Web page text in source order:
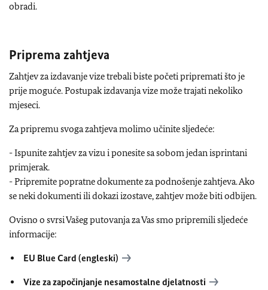
obradi.
Priprema zahtjeva
Zahtjev za izdavanje vize trebali biste početi pripremati što je
prije moguće. Postupak izdavanja vize može trajati nekoliko
mjeseci.
Za pripremu svoga zahtjeva molimo učinite sljedeće:
- Ispunite zahtjev za vizu i ponesite sa sobom jedan isprintani
primjerak.
- Pripremite popratne dokumente za podnošenje zahtjeva. Ako
se neki dokumenti ili dokazi izostave, zahtjev može biti odbijen.
Ovisno o svrsi Vašeg putovanja za Vas smo pripremili sljedeće
informacije:
EU Blue Card (engleski)
Vize za započinjanje nesamostalne djelatnosti